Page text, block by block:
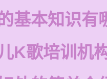
基本知识有
K歌培训机